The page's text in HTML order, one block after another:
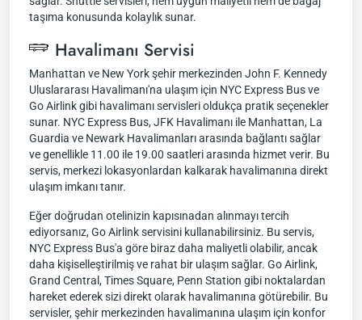
taşıma konusunda kolaylık sunar.
Havalimanı Servisi
Manhattan ve New York şehir merkezinden John F. Kennedy
Uluslararası Havalimanı'na ulaşım için NYC Express Bus ve
Go Airlink gibi havalimanı servisleri oldukça pratik seçenekler
sunar. NYC Express Bus, JFK Havalimanı ile Manhattan, La
Guardia ve Newark Havalimanları arasında bağlantı sağlar
ve genellikle 11.00 ile 19.00 saatleri arasında hizmet verir. Bu
servis, merkezi lokasyonlardan kalkarak havalimanına direkt
ulaşım imkanı tanır.
Eğer doğrudan otelinizin kapısınadan alınmayı tercih
ediyorsanız, Go Airlink servisini kullanabilirsiniz. Bu servis,
NYC Express Bus'a göre biraz daha maliyetli olabilir, ancak
daha kişiselleştirilmiş ve rahat bir ulaşım sağlar. Go Airlink,
Grand Central, Times Square, Penn Station gibi noktalardan
hareket ederek sizi direkt olarak havalimanına götürebilir. Bu
servisler, şehir merkezinden havalimanına ulaşım için konfor